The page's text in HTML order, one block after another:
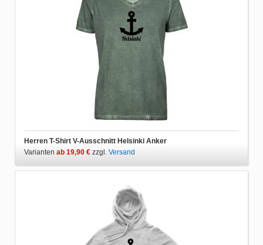
Herren T-Shirt V-Ausschnitt Helsinki Anker
Varianten ab 19,90 € zzgl. Versand